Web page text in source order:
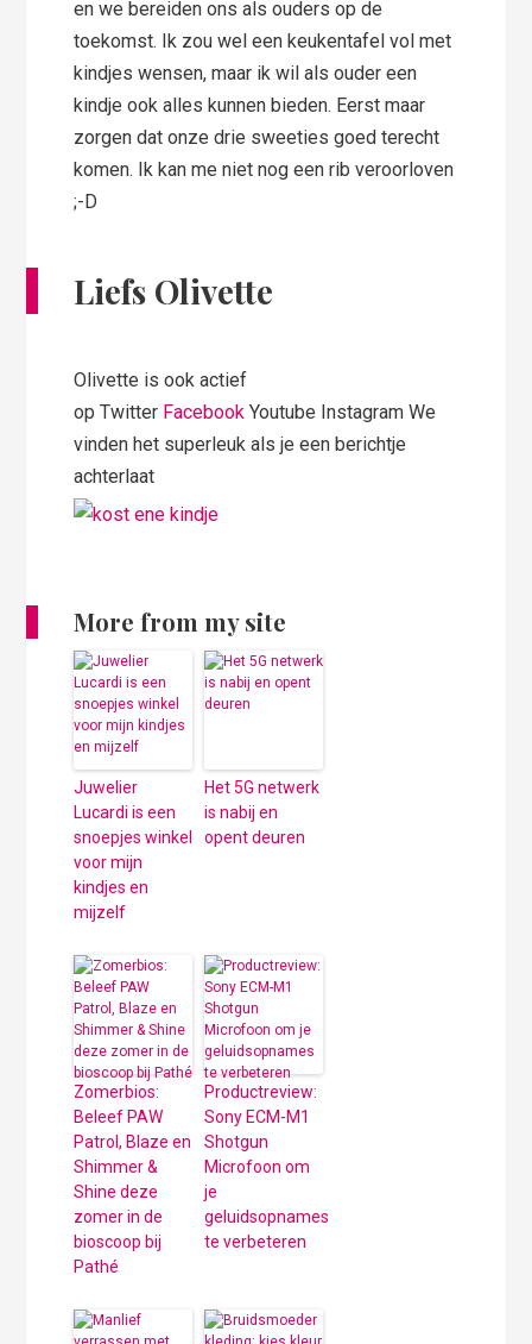
en we bereiden ons als ouders op de
toekomst. Ik zou wel een keukentafel vol met
kindjes wensen, maar ik wil als ouder een
kindje ook alles kunnen bieden. Eerst maar
zorgen dat onze drie sweeties goed terecht
komen. Ik kan me niet nog een rib veroorloven
;-D
Liefs Olivette
Olivette is ook actief
op Twitter Facebook Youtube Instagram We
vinden het superleuk als je een berichtje
achterlaat
More from my site
Juwelier
Lucardi is een
snoepjes winkel
voor mijn
kindjes en
mijzelf
Het 5G netwerk
is nabij en
opent deuren
Zomerbios:
Beleef PAW
Patrol, Blaze en
Shimmer &
Shine deze
zomer in de
bioscoop bij
Pathé
Productreview:
Sony ECM-M1
Shotgun
Microfoon om
je
geluidsopnames
te verbeteren